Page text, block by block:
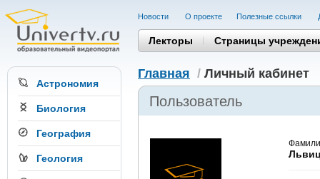
Астрономия
Биология
География
Геология
Новости О проекте Полезные cсылки
Лекторы Страницы
Главная / Личный кабинет
Пользователь